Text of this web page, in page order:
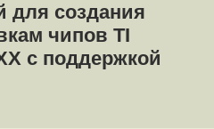
для создания
чипов TI
с поддержкой